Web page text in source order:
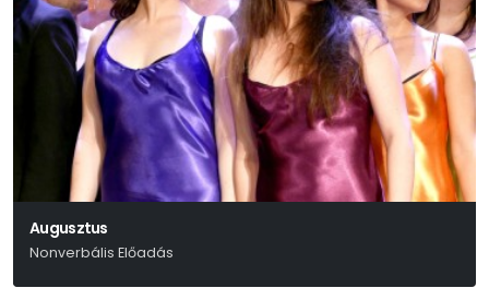
Augusztus
Nonverbális Előadás